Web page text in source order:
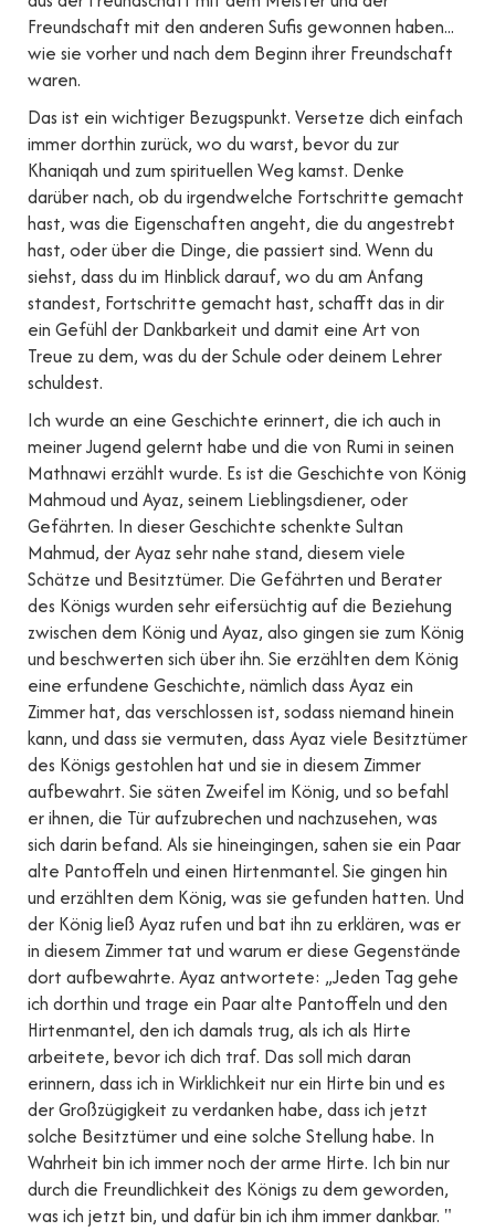
Freundschaft mit den anderen Sufis gewonnen haben...
wie sie vorher und nach dem Beginn ihrer Freundschaft
waren.
Das ist ein wichtiger Bezugspunkt. Versetze dich einfach
immer dorthin zurück, wo du warst, bevor du zur
Khaniqah und zum spirituellen Weg kamst. Denke
darüber nach, ob du irgendwelche Fortschritte gemacht
hast, was die Eigenschaften angeht, die du angestrebt
hast, oder über die Dinge, die passiert sind. Wenn du
siehst, dass du im Hinblick darauf, wo du am Anfang
standest, Fortschritte gemacht hast, schafft das in dir
ein Gefühl der Dankbarkeit und damit eine Art von
Treue zu dem, was du der Schule oder deinem Lehrer
schuldest.
Ich wurde an eine Geschichte erinnert, die ich auch in
meiner Jugend gelernt habe und die von Rumi in seinen
Mathnawi erzählt wurde. Es ist die Geschichte von König
Mahmoud und Ayaz, seinem Lieblingsdiener, oder
Gefährten. In dieser Geschichte schenkte Sultan
Mahmud, der Ayaz sehr nahe stand, diesem viele
Schätze und Besitztümer. Die Gefährten und Berater
des Königs wurden sehr eifersüchtig auf die Beziehung
zwischen dem König und Ayaz, also gingen sie zum König
und beschwerten sich über ihn. Sie erzählten dem König
eine erfundene Geschichte, nämlich dass Ayaz ein
Zimmer hat, das verschlossen ist, sodass niemand hinein
kann, und dass sie vermuten, dass Ayaz viele Besitztümer
des Königs gestohlen hat und sie in diesem Zimmer
aufbewahrt. Sie säten Zweifel im König, und so befahl
er ihnen, die Tür aufzubrechen und nachzusehen, was
sich darin befand. Als sie hineingingen, sahen sie ein Paar
alte Pantoffeln und einen Hirtenmantel. Sie gingen hin
und erzählten dem König, was sie gefunden hatten. Und
der König ließ Ayaz rufen und bat ihn zu erklären, was er
in diesem Zimmer tat und warum er diese Gegenstände
dort aufbewahrte. Ayaz antwortete: „Jeden Tag gehe
ich dorthin und trage ein Paar alte Pantoffeln und den
Hirtenmantel, den ich damals trug, als ich als Hirte
arbeitete, bevor ich dich traf. Das soll mich daran
erinnern, dass ich in Wirklichkeit nur ein Hirte bin und es
der Großzügigkeit zu verdanken habe, dass ich jetzt
solche Besitztümer und eine solche Stellung habe. In
Wahrheit bin ich immer noch der arme Hirte. Ich bin nur
durch die Freundlichkeit des Königs zu dem geworden,
was ich jetzt bin, und dafür bin ich ihm immer dankbar. "